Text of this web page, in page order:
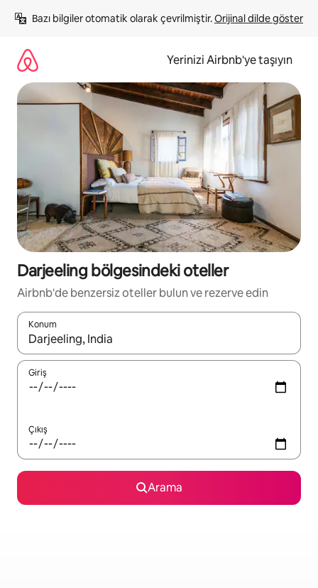
atla
Bazı bilgiler otomatik olarak çevrilmiştir. Orijinal dilde göster
Yerinizi Airbnb'ye taşıyın
Darjeeling bölgesindeki oteller
Airbnb'de benzersiz oteller bulun ve rezerve edin
Konum
Sonuçlar kullanılabilir olduğunda yukarı ve aşağı oklarıyla
Giriş
Çıkış
Arama